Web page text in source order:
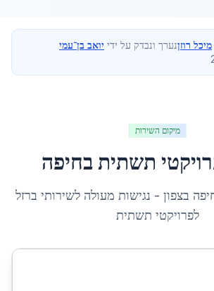
מיכל רוזןנערך ונבדק על ידי יואב בן־עמי
מיקום השירות
תשתית בחיפה
בצפון - נגישות מעולה לשירותי ברזל
לפרויקטי תשתית